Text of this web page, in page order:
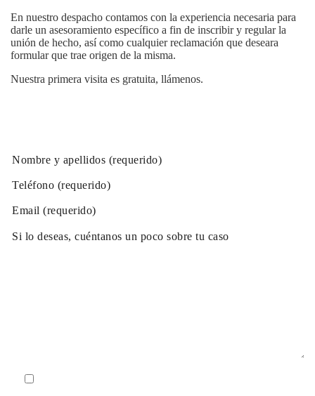
En nuestro despacho contamos con la experiencia necesaria para
darle un asesoramiento específico a fin de inscribir y regular la
unión de hecho, así como cualquier reclamación que deseara
formular que trae origen de la misma.
Nuestra primera visita es gratuita, llámenos.